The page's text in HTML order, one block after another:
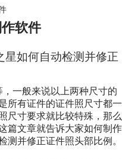
软件
星如何自动检测并修正
一般来说以上两种尺寸的
所有证件的证件照尺寸都一
尺寸要求就比较特殊，那么
篇文章就告诉大家如何制作
测并修正证件照头部比例。